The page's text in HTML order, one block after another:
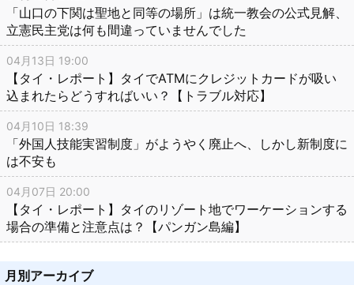
「山口の下関は聖地と同等の場所」は統一教会の公式見解、
立憲民主党は何も間違っていませんでした
04月13日 19:00
【タイ・レポート】タイでATMにクレジットカードが吸い
込まれたらどうすればいい？【トラブル対応】
04月10日 18:39
「外国人技能実習制度」がようやく廃止へ、しかし新制度に
は不安も
04月07日 20:00
【タイ・レポート】タイのリゾート地でワーケーションする
場合の準備と注意点は？【パンガン島編】
月別アーカイブ